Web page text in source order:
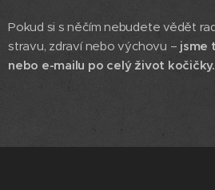
Pokud si s něčím nebudete vědět
stravu, zdraví nebo výchovu – jsme
nebo e-mailu po celý život